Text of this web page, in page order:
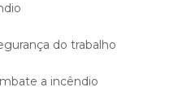
do trabalho
a incêndio